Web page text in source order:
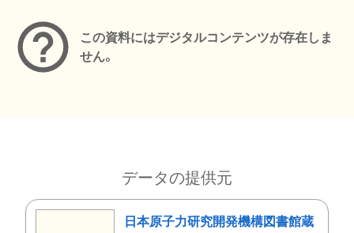
この資料にはデジタルコンテンツが存在しま
せん。
データの提供元
日本原子力研究開発機構図書館蔵